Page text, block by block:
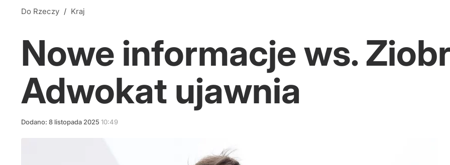
Do Rzeczy / Kraj
Nowe informacje ws.
Adwokat ujawnia
Dodano: 8 listopada 2025 10:49